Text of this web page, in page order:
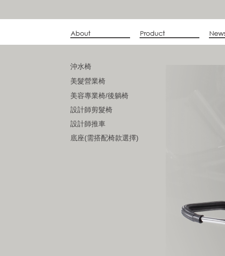
沖水椅
美髮營業椅
美容專業椅/後躺椅
設計師剪髮椅
設計師推車
底座(需搭配椅款選擇)